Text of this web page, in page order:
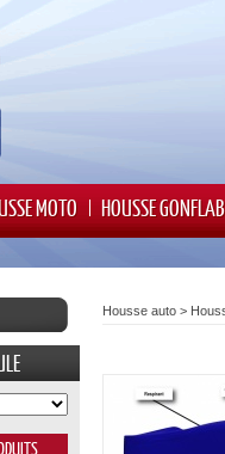
MOTO HOUSSE
Housse auto >